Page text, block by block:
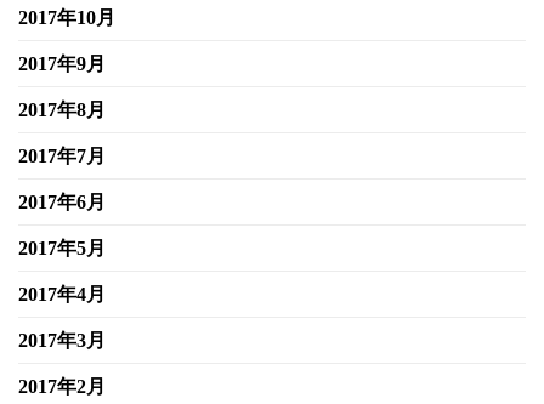
2017年10月
2017年9月
2017年8月
2017年7月
2017年6月
2017年5月
2017年4月
2017年3月
2017年2月